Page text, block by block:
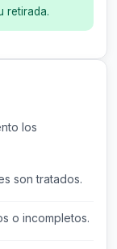
retirada.
los
son tratados.
o incompletos.